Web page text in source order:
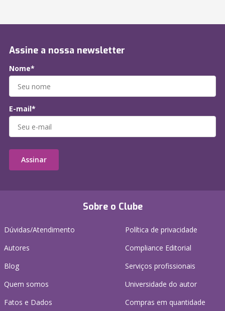
Sobre o Clube
Dúvidas/Atendimento
Autores
Blog
Quem somos
Fatos e Dados
Política de privacidade
Compliance Editorial
Serviços profissionais
Universidade do autor
Compras em quantidade
Assine a nossa newsletter
Nome*
E-mail*
Assinar